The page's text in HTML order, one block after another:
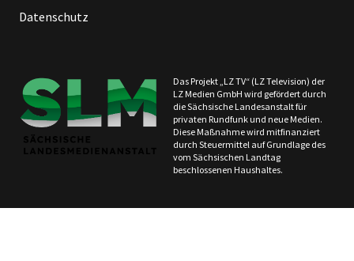
Datenschutz
Das Projekt „LZ TV“ (LZ Television) der
LZ Medien GmbH wird gefördert durch
die Sächsische Landesanstalt für
privaten Rundfunk und neue Medien.
Diese Maßnahme wird mitfinanziert
durch Steuermittel auf Grundlage des
vom Sächsischen Landtag
beschlossenen Haushaltes.